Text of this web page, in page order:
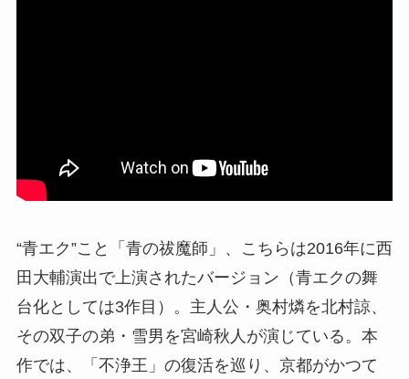
“青エク”こと「青の祓魔師」、こちらは2016年に西
田大輔演出で上演されたバージョン（青エクの舞
台化としては3作目）。主人公・奥村燐を北村諒、
その双子の弟・雪男を宮崎秋人が演じている。本
作では、「不浄王」の復活を巡り、京都がかつて